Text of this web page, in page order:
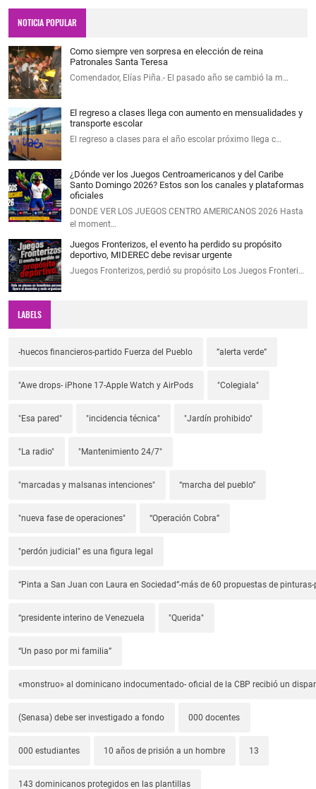
NOTICIA POPULAR
Como siempre ven sorpresa en elección de reina
Patronales Santa Teresa
Comendador, Elías Piña.- El pasado año se cambió la m…
El regreso a clases llega con aumento en mensualidades y
transporte escolar
El regreso a clases para el año escolar próximo llega c…
¿Dónde ver los Juegos Centroamericanos y del Caribe
Santo Domingo 2026? Estos son los canales y plataformas
oficiales
DONDE VER LOS JUEGOS CENTRO AMERICANOS 2026 Hasta
el moment…
Juegos Fronterizos, el evento ha perdido su propósito
deportivo, MIDEREC debe revisar urgente
Juegos Fronterizos, perdió su propósito Los Juegos Fronteri…
LABELS
-huecos financieros-partido Fuerza del Pueblo ”alerta verde”
"Awe drops- iPhone 17-Apple Watch y AirPods "Colegiala"
"Esa pared" "incidencia técnica" "Jardín prohibido"
"La radio" "Mantenimiento 24/7"
"marcadas y malsanas intenciones" “marcha del pueblo”
"nueva fase de operaciones" “Operación Cobra”
"perdón judicial" es una figura legal
“Pinta a San Juan con Laura en Sociedad”-más de 60 propuestas de
“presidente interino de Venezuela "Querida"
“Un paso por mi familia”
«monstruo» al dominicano indocumentado- oficial de la CBP recibió un
(Senasa) debe ser investigado a fondo 000 docentes
000 estudiantes 10 años de prisión a un hombre 13
143 dominicanos protegidos en las plantillas